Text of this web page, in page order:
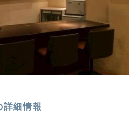
細情報